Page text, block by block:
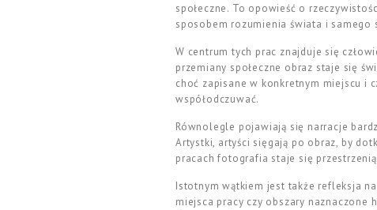
społeczne. To opowieść o
sposobem rozumienia świata i samego
W centrum tych prac znajduje się
przemiany społeczne obraz staje się
choć zapisane w konkretnym miejscu i
współodczuwać.
Równolegle pojawiają się narracje
Artystki, artyści sięgają po obraz, by
pracach fotografia staje się
Istotnym wątkiem jest także refleksja
miejsca pracy czy obszary